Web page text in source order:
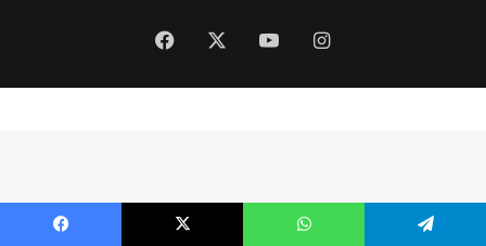
Facebook YouTubeInstagram